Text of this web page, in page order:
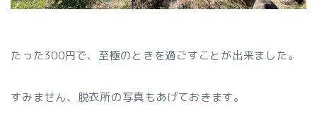
たった300円で、至極のときを過ごすことが出来ました。
すみません、脱衣所の写真もあげておきます。